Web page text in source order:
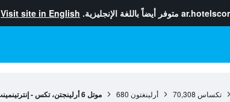
متوفر أيضاً باللغة الإنجليزية. Visit site in English
تكساس 70,308 أرلينغتون 680 موتل 6 أرلينجتن، تكس - إنترتينمينت دستريكت